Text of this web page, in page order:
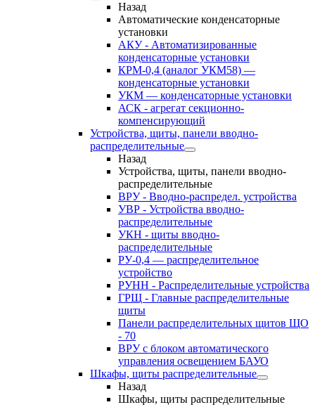
Назад
Автоматические конденсаторные
установки
АКУ - Автоматизированные
конденсаторные установки
КРМ-0,4 (аналог УКМ58) —
конденсаторные установки
УКМ — конденсаторные установки
АСК - агрегат секционно-
компенсирующий
Устройства, щиты, панели вводно-
распределительные
Назад
Устройства, щиты, панели вводно-
распределительные
ВРУ - Вводно-распредел. устройства
УВР - Устройства вводно-
распределительные
УКН - щиты вводно-
распределительные
РУ-0,4 — распределительное
устройство
РУНН - Распределительные устройства
ГРЩ - Главные распределительные
щиты
Панели распределительных щитов ЩО
- 70
ВРУ с блоком автоматического
управления освещением БАУО
Шкафы, щиты распределительные
Назад
Шкафы, щиты распределительные